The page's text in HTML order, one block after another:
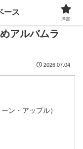
アルバムラ
2026.07.04
ン・アップル）
ース
洋書